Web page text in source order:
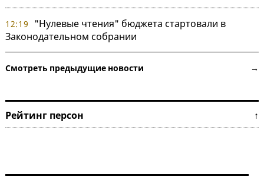
12:19
"Нулевые чтения" бюджета стартовали в
Законодательном собрании
Смотреть предыдущие новости →
Рейтинг персон ↑